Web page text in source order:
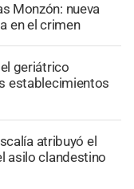
Monzón: nueva
en el crimen
geriátrico
establecimientos
atribuyó el
asilo clandestino